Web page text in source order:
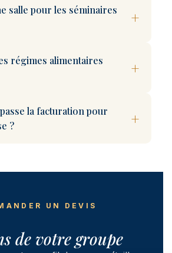
salle pour les séminaires
régimes alimentaires
la facturation pour
?
UN DEVIS
de votre groupe